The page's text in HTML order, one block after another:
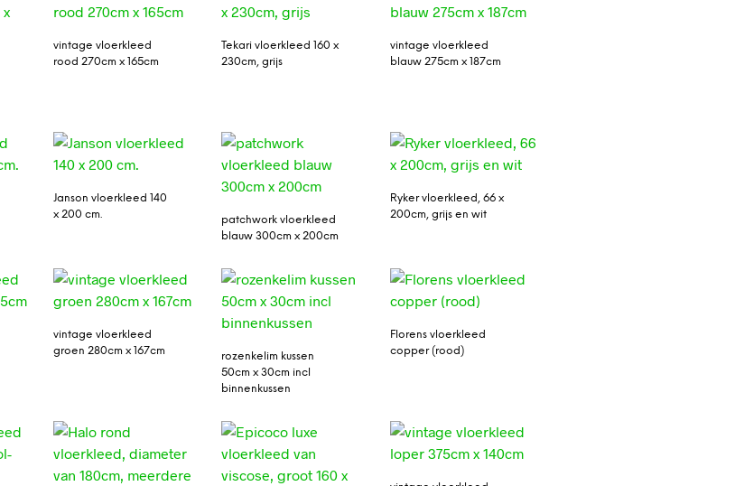
vintage vloerkleed
rood 270cm x 165cm
Tekari vloerkleed 160 x
230cm, grijs
vintage vloerkleed
blauw 275cm x 187cm
Janson vloerkleed 140
x 200 cm.
patchwork vloerkleed
blauw 300cm x 200cm
Ryker vloerkleed, 66 x
200cm, grijs en wit
vintage vloerkleed
groen 280cm x 167cm
rozenkelim kussen
50cm x 30cm incl
binnenkussen
Florens vloerkleed
copper (rood)